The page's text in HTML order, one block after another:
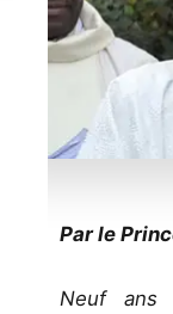
Par le
Neuf ans